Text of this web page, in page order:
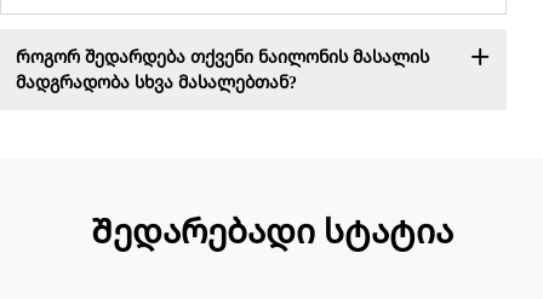
Როგორ შედარდება თქვენი ნაილონის მასალის
მადგრადობა სხვა მასალებთან?
Შედარებადი სტატია